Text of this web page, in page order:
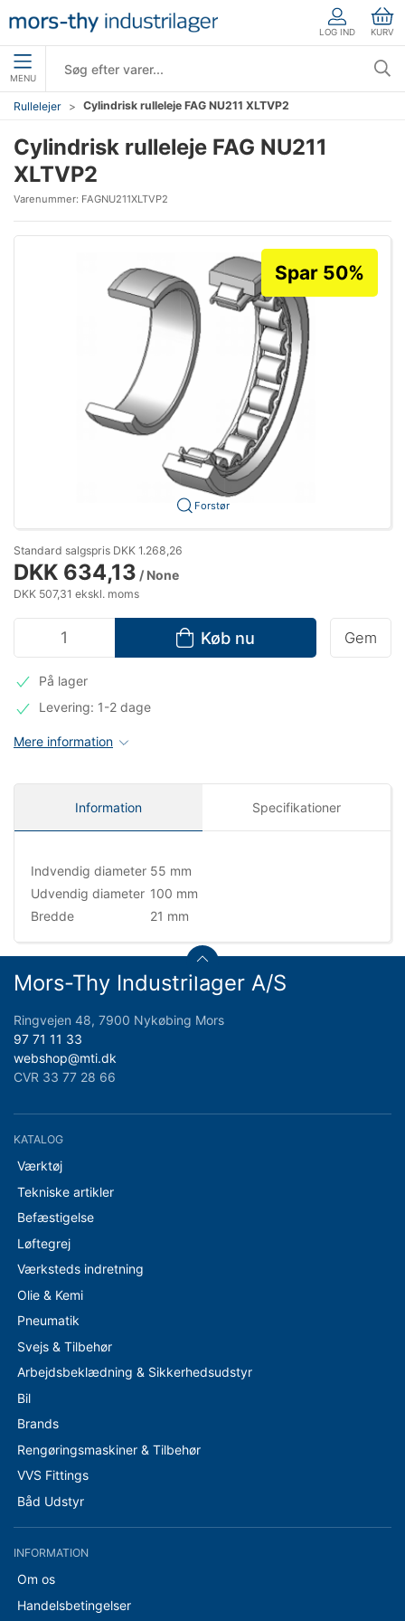
LOG IND KURV
MENU
Rullelejer Cylindrisk rulleleje FAG NU211 XLTVP2
Cylindrisk rulleleje FAG NU211
XLTVP2
Varenummer: FAGNU211XLTVP2
Forstør
Spar 50%
Standard salgspris DKK 1.268,26
DKK 634,13 / None
DKK 507,31 ekskl. moms
Køb nu Gem
På lager
Levering: 1-2 dage
Mere information
Information Specifikationer
Indvendig diameter 55 mm
Udvendig diameter 100 mm
Bredde
21 mm
Mors-Thy Industrilager A/S
Ringvejen 48, 7900 Nykøbing Mors
97 71 11 33
webshop@mti.dk
CVR 33 77 28 66
KATALOG
Værktøj
Tekniske artikler
Befæstigelse
Løftegrej
Værksteds indretning
Olie & Kemi
Pneumatik
Svejs & Tilbehør
Arbejdsbeklædning & Sikkerhedsudstyr
Bil
Brands
Rengøringsmaskiner & Tilbehør
VVS Fittings
Båd Udstyr
INFORMATION
Om os
Handelsbetingelser